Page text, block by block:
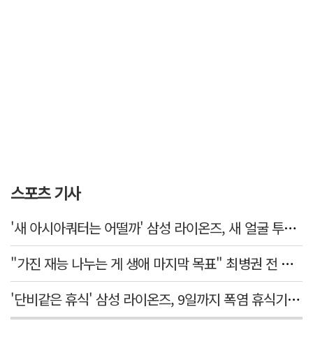
스포츠 기사
'새 아시아쿼터는 어떨까' 삼성 라이온즈, 새 얼굴 투수 미야모리 영입
"가진 재능 나누는 게 생애 마지막 목표" 최병권 전 대구체고 복싱 감독
'단비같은 휴식' 삼성 라이온즈, 9일까지 폭염 휴식기에 재정비